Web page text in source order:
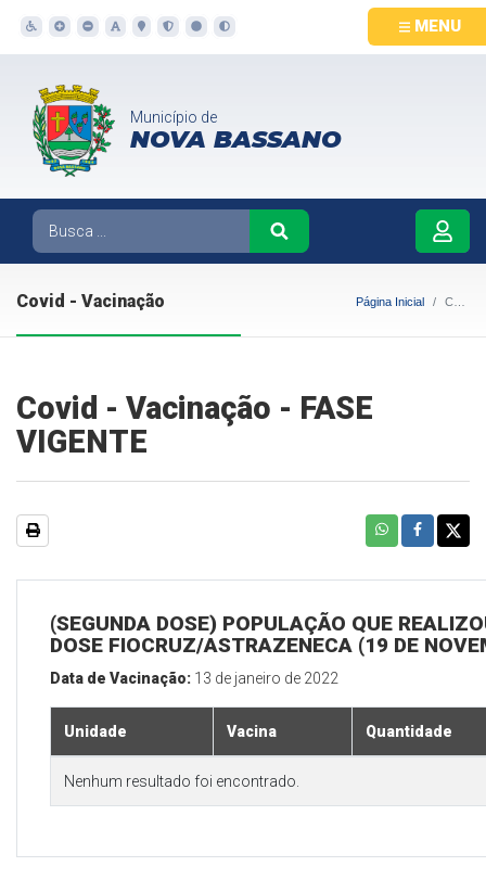
MENU
Município de
NOVA BASSANO
Covid - Vacinação Página Inicial Covid - Vacinação
Covid - Vacinação - FASE
VIGENTE
(SEGUNDA DOSE) POPULAÇÃO QUE
DOSE FIOCRUZ/ASTRAZENECA (19 DE
Data de Vacinação: 13 de janeiro de 2022
Unidade Vacina Quantidade
Nenhum resultado foi encontrado.